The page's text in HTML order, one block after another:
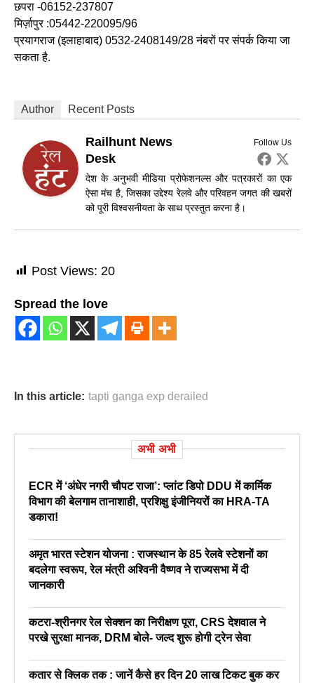
छपरा -06152-237807
मिर्ज़ापुर :05442-220095/96
प्रयागराज (इलाहाबाद) 0532-2408149/28 नंबरों पर संपर्क किया जा
सकता है.
Author Recent Posts
Follow Us
Railhunt News
Desk
देश के अनुभवी मीडिया प्रोफेशनल्स और पत्रकारों का एक
ऐसा मंच है, जिसका उद्देश्य रेलवे और परिवहन जगत की खबरों
को पूरी विश्वसनीयता के साथ प्रस्तुत करना है।
Post Views: 20
Spread the love
In this article: tapti ganga exp derailed
अभी अभी
ECR में ‘अंधेर नगरी चौपट राजा’: प्लांट डिपो DDU में कार्मिक
विभाग की बेलगाम तानाशाही, प्रशिक्षु इंजीनियरों का HRA-TA
डकारा!
अमृत भारत स्टेशन योजना : राजस्थान के 85 रेलवे स्टेशनों का
बदलेगा स्वरूप, रेल मंत्री अश्विनी वैष्णव ने राज्यसभा में दी
जानकारी
कटरा-श्रीनगर रेल सेक्शन का निरीक्षण पूरा, CRS देशवाल ने
परखे सुरक्षा मानक, DRM बोले- जल्द शुरू होगी ट्रेन सेवा
कतार से क्लिक तक : जानें कैसे हर दिन 20 लाख टिकट बुक कर